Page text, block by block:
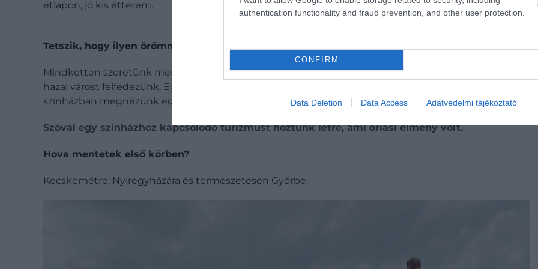
authentication functionality and fraud prevention, and other user protection.
CONFIRM
Data Deletion Data Access Adatvédelmi tájékoztató
étlapon, jó kis étterem.
Tetszik, hogy ilyen örömmel fedezitek fel az ország csodahelyeit!
Mindketten szeretünk menni, ezért még a tavaszi korlátozások előtt kitaláltuk, hogy minél több
hazai várost felfedezünk. Egy éjszakára megszállunk valahol, kipróbálunk éttermeket és a helyi
színházban megnézünk egy előadást.
Szóval egy színházhoz kapcsolódó turizmust hoztunk létre, ami óriási élmény volt.
Hova mentetek első körben?
Kecskemétre, Nyíregyházára és természetesen Győrbe.